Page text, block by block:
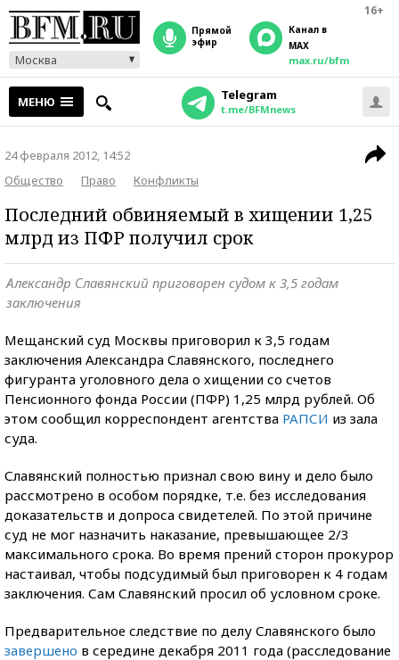
16+
Москва
прямой
эфир
Канал в
MAX
max.ru/bfm
МЕНЮ Telegram
t.me/BFMnews
24 февраля 2012, 14:52
Общество
Право Конфликты
Последний обвиняемый в хищении 1,25
млрд из ПФР получил срок
Александр Славянский приговорен судом к 3,5 годам
заключения
Мещанский суд Москвы приговорил к 3,5 годам
заключения Александра Славянского, последнего
фигуранта уголовного дела о хищении со счетов
Пенсионного фонда России (ПФР) 1,25 млрд рублей. Об
этом сообщил корреспондент агентства РАПСИ из зала
суда.
Славянский полностью признал свою вину и дело было
рассмотрено в особом порядке, т.е. без исследования
доказательств и допроса свидетелей. По этой причине
суд не мог назначить наказание, превышающее 2/3
максимального срока. Во время прений сторон прокурор
настаивал, чтобы подсудимый был приговорен к 4 годам
заключения. Сам Славянский просил об условном сроке.
Предварительное следствие по делу Славянского было
завершено в середине декабря 2011 года (расследование